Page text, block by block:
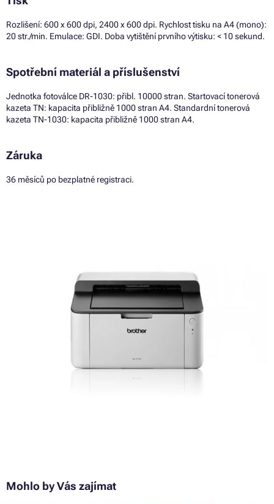
Rozlišení: 600 x 600 dpi, 2400 x 600 dpi. Rychlost tisku na A4 (mono):
20 str./min. Emulace: GDI. Doba vytištění prvního výtisku: < 10 sekund.
Spotřební materiál a příslušenství
Jednotka fotoválce DR-1030: přibl. 10000 stran. Startovací tonerová
kazeta TN: kapacita přibližně 1000 stran A4. Standardní tonerová
kazeta TN-1030: kapacita přibližně 1000 stran A4.
Záruka
36 měsíců po bezplatné registraci.
Mohlo by Vás zajímat